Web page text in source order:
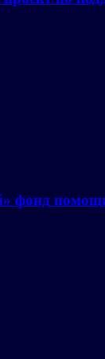
фонд